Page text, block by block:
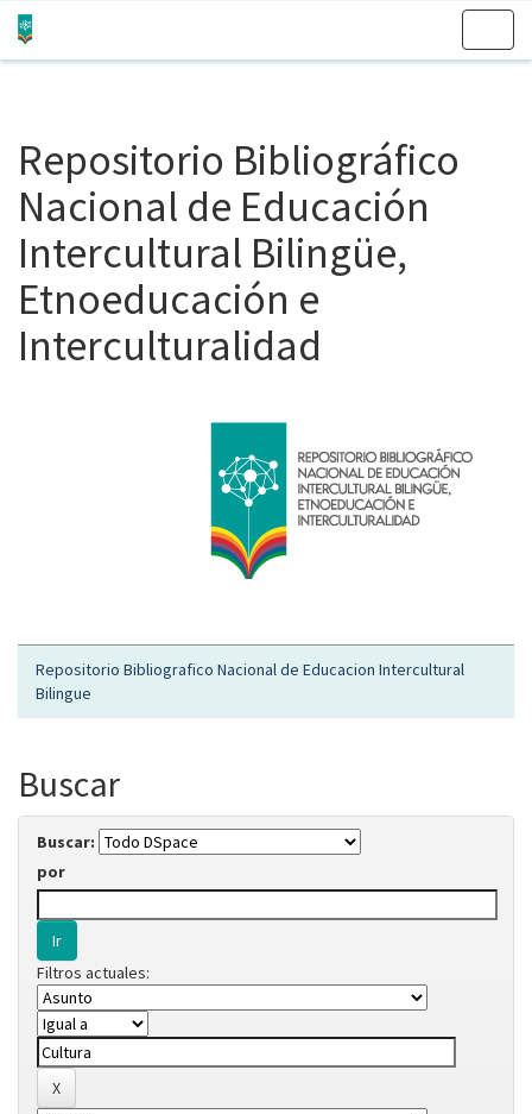
Repositorio Bibliográfico
Nacional de Educación
Intercultural Bilingüe,
Etnoeducación e
Interculturalidad
Repositorio Bibliografico Nacional de Educacion Intercultural
Bilingue
Buscar
Buscar:
por
Filtros actuales: